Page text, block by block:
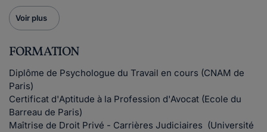
Voir plus
FORMATION
Diplôme de Psychologue du Travail en cours (CNAM de
Paris)
Certificat d'Aptitude à la Profession d'Avocat (Ecole du
Barreau de Paris)
Maîtrise de Droit Privé - Carrières Judiciaires (Université